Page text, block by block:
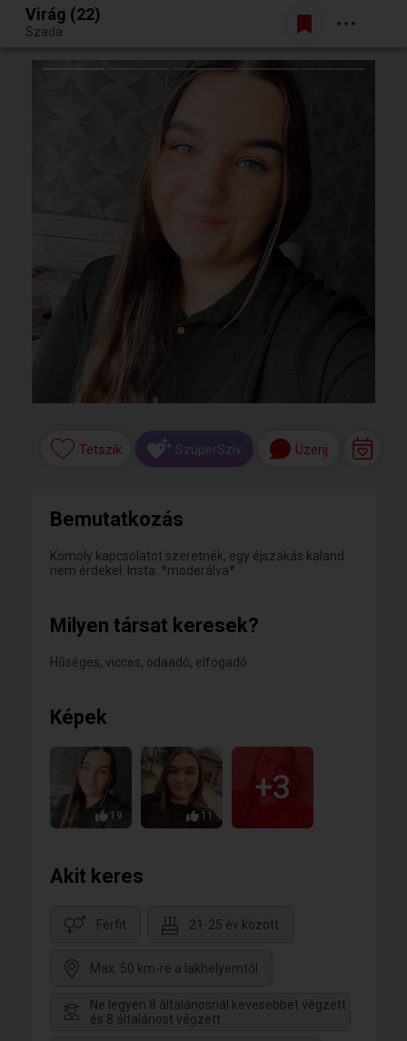
Egy jó randiból bármi lehet.
Belépés
Virág (22)
Szada
Tetszik SzuperSzív Üzenj
Bemutatkozás
Komoly kapcsolatot szeretnék, egy éjszakás kaland
nem érdekel. Insta: *moderálva*
Milyen társat keresek?
Hűséges, vicces, odaadó, elfogadó
Képek
19 11
+3
Akit keres
Férfit 21-25 év között
Max. 50 km-re a lakhelyemtől
Ne legyen 8 általánosnál kevesebbet végzett
és 8 általánost végzett